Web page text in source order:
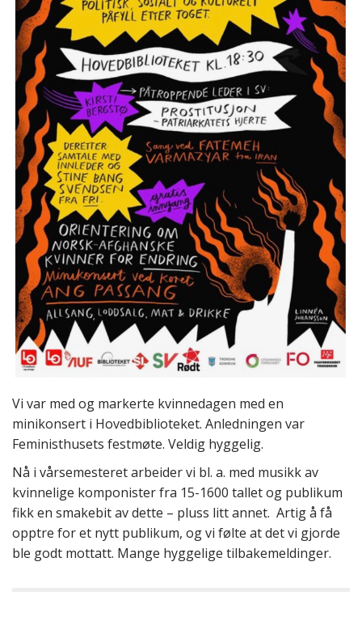
Vi var med og markerte kvinnedagen med en
minikonsert i Hovedbiblioteket. Anledningen var
Feministhusets festmøte. Veldig hyggelig.
Nå i vårsemesteret arbeider vi bl. a. med musikk av
kvinnelige komponister fra 15-1600 tallet og publikum
fikk en smakebit av dette – pluss litt annet. Artig å få
opptre for et nytt publikum, og vi følte at det vi gjorde
ble godt mottatt. Mange hyggelige tilbakemeldinger.